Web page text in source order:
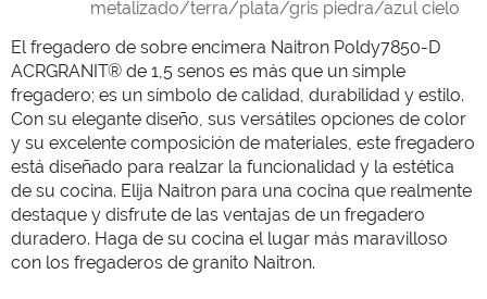
El fregadero de sobre encimera Naitron Poldy7850-D
ACRGRANIT® de 1,5 senos es más que un simple
fregadero; es un símbolo de calidad, durabilidad y estilo.
Con su elegante diseño, sus versátiles opciones de color
y su excelente composición de materiales, este fregadero
está diseñado para realzar la funcionalidad y la estética
de su cocina. Elija Naitron para una cocina que realmente
destaque y disfrute de las ventajas de un fregadero
duradero. Haga de su cocina el lugar más maravilloso
con los fregaderos de granito Naitron.
metalizado/terra/plata/gris piedra/azul cielo